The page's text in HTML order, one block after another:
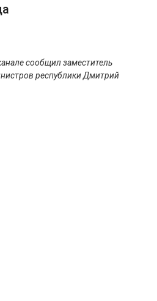
сообщил заместитель
республики Дмитрий